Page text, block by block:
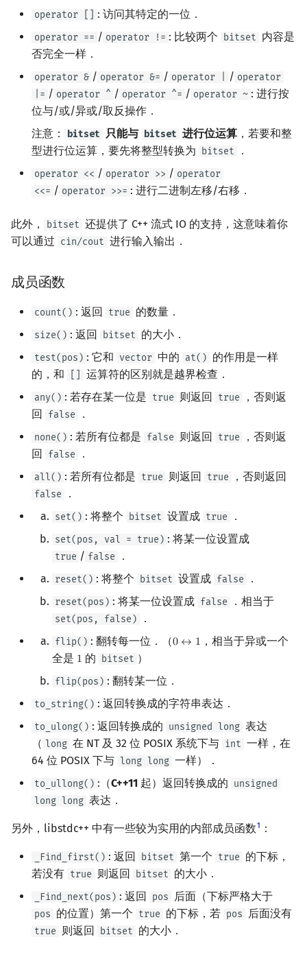
operator [] : 访问其特定的一位．
operator == / operator != : 比较两个 bitset 内容是
否完全一样．
operator & / operator &= / operator | / operator
|= / operator ^ / operator ^= / operator ~ : 进行按
位与/或/异或/取反操作．
注意：
bitset 只能与 bitset 进行位运算 ，若要和整
型进行位运算，要先将整型转换为
bitset ．
operator << / operator >> / operator
<<= / operator >>= : 进行二进制左移/右移．
此外， bitset 还提供了 C++ 流式 IO 的支持，这意味着你
可以通过 cin/cout 进行输入输出．
成员函数
count() : 返回 true 的数量．
size() : 返回 bitset 的大小．
test(pos) : 它和 vector 中的 at() 的作用是一样
的，和
运算符的区别就是越界检查．
any() : 若存在某一位是 true 则返回 true
，否则返
回
false ．
none() : 若所有位都是 false 则返回 true
，否则返
回
false ．
all() : 若所有位都是 true 则返回 true ，否则返回
false ．
set() : 将整个 bitset 设置成 true ．
set(pos, val = true) : 将某一位设置成
true / false ．
reset() : 将整个 bitset 设置成 false ．
reset(pos) : 将某一位设置成 false ．相当于
set(pos, false) ．
flip() : 翻转每一位．（0 ↔ 1
0 ↔ 1 ，相当于异或一个
全是 1
1 的 bitset ）
flip(pos) : 翻转某一位．
to_string() : 返回转换成的字符串表达．
to_ulong() : 返回转换成的 unsigned long 表达
（ long 在 NT 及 32 位 POSIX 系统下与 int 一样，在
64 位 POSIX 下与 long long 一样）．
to_ullong() :（C++11 起）返回转换成的 unsigned
long long 表达．
另外，libstdc++ 中有一些较为实用的内部成员函数1 ：
_Find_first() : 返回 bitset 第一个 true 的下标，
若没有 true 则返回 bitset 的大小．
_Find_next(pos) : 返回 pos 后面（下标严格大于
pos 的位置）第一个 true 的下标，若 pos 后面没有
true 则返回 bitset 的大小．